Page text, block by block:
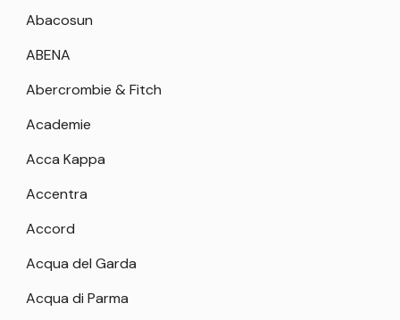
Abacosun
ABENA
Abercrombie & Fitch
Academie
Acca Kappa
Accentra
Accord
Acqua del Garda
Acqua di Parma